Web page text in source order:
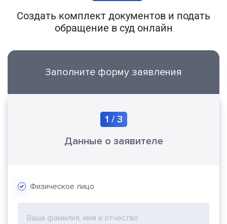
Создать комплект документов и подать
обращение в суд онлайн
Заполните форму заявления
1 /3
Данные о заявителе
Физическое лицо
Ваша фамилия, имя и отчество